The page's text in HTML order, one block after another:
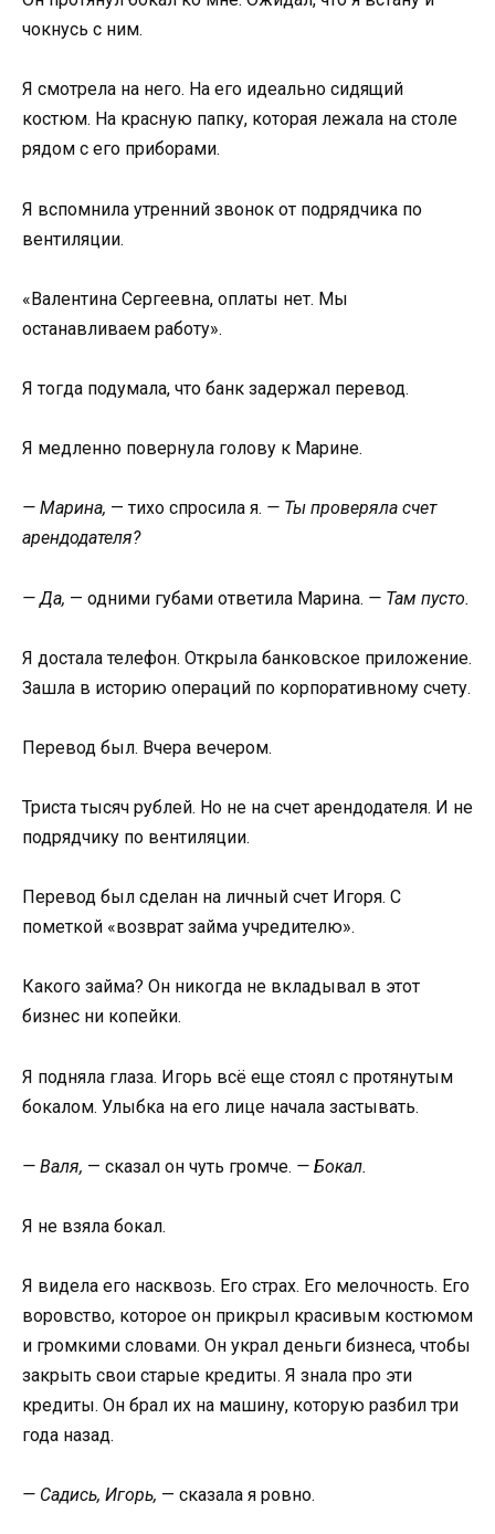
чокнусь с ним.
Я смотрела на него. На его идеально сидящий
костюм. На красную папку, которая лежала на столе
рядом с его приборами.
Я вспомнила утренний звонок от подрядчика по
вентиляции.
«Валентина Сергеевна, оплаты нет. Мы
останавливаем работу».
Я тогда подумала, что банк задержал перевод.
Я медленно повернула голову к Марине.
— Марина, — тихо спросила я. — Ты проверяла счет
арендодателя?
— Да, — одними губами ответила Марина. — Там пусто.
Я достала телефон. Открыла банковское приложение.
Зашла в историю операций по корпоративному счету.
Перевод был. Вчера вечером.
Триста тысяч рублей. Но не на счет арендодателя. И не
подрядчику по вентиляции.
Перевод был сделан на личный счет Игоря. С
пометкой «возврат займа учредителю».
Какого займа? Он никогда не вкладывал в этот
бизнес ни копейки.
Я подняла глаза. Игорь всё еще стоял с протянутым
бокалом. Улыбка на его лице начала застывать.
— Валя, — сказал он чуть громче. — Бокал.
Я не взяла бокал.
Я видела его насквозь. Его страх. Его мелочность. Его
воровство, которое он прикрыл красивым костюмом
и громкими словами. Он украл деньги бизнеса, чтобы
закрыть свои старые кредиты. Я знала про эти
кредиты. Он брал их на машину, которую разбил три
года назад.
— Садись, Игорь, — сказала я ровно.